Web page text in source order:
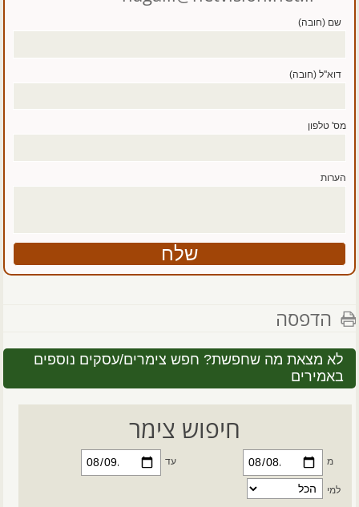
שם (חובה)
דוא''ל (חובה)
מס' טלפון
הערות
הדפסה
לא מצאת מה שחפשת? חפש צימרים/עסקים נוספים
באמירים
חיפוש צימר
מ עד
למי